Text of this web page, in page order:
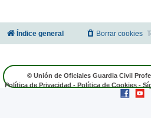
Índice general Borrar cookies
© Unión de Oficiales Guardia Civil
Política de Privacidad - Política de Cookies -